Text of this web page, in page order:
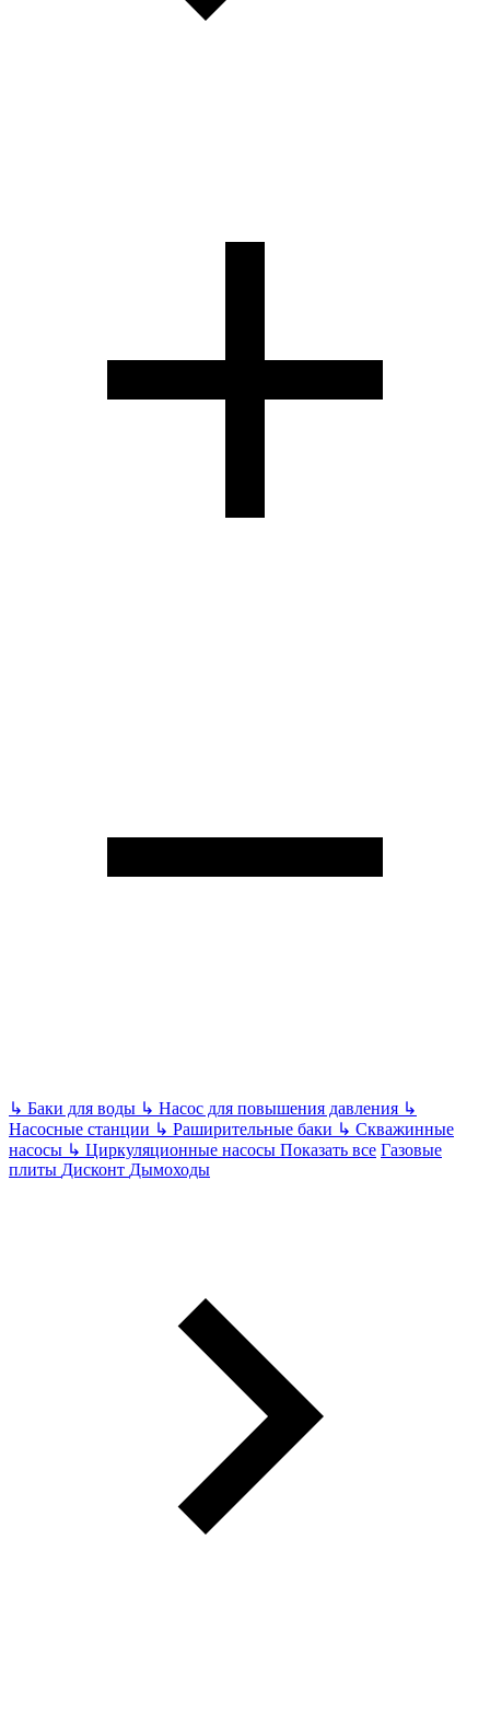
↳ Баки для воды ↳ Насос для повышения давления ↳
Насосные станции ↳ Раширительные баки ↳ Скважинные
насосы ↳ Циркуляционные насосы Показать все Газовые
плиты Дисконт Дымоходы